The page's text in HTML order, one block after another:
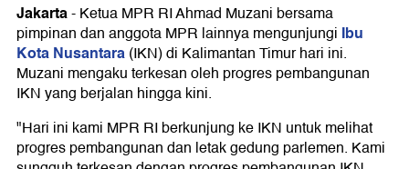
Jakarta-Ketua MPR RI Ahmad Muzani bersama
pimpinan dan anggota MPR lainnya mengunjungi Ibu
Kota Nusantara(IKN) di Kalimantan Timur hari ini.
Muzani mengaku terkesan oleh progres pembangunan
IKN yang berjalan hingga kini.
"Hari ini kami MPR RI berkunjung ke IKN untuk melihat
progres pembangunan dan letak gedung parlemen. Kami